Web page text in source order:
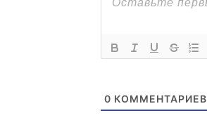
0 КОММЕНТАРИЕВ